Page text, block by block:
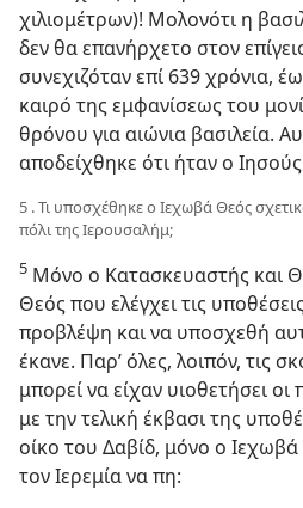
χιλιομέτρων)! Μολονότι η
δεν θα επανήρχετο στον
συνεχιζόταν επί 639 χρόνια,
καιρό της εμφανίσεως του
θρόνου για αιώνια βασιλεία.
αποδείχθηκε ότι ήταν ο
5 . Τι υποσχέθηκε ο Ιεχωβά Θεός
πόλι της Ιερουσαλήμ;
5 Μόνο ο Κατασκευαστής και
Θεός που ελέγχει τις
προβλέψη και να υποσχεθή
έκανε. Παρ’ όλες, λοιπόν, τις
μπορεί να είχαν υιοθετήσει
με την τελική έκβασι της
οίκο του Δαβίδ, μόνο ο
τον Ιερεμία να πη: